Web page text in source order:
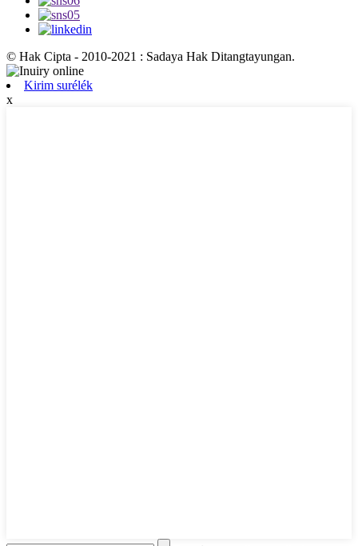
© Hak Cipta - 2010-2021 : Sadaya Hak Ditangtayungan.
Kirim surélék
x